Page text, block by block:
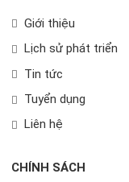
Giới thiệu
Lịch sử phát triển
Tin tức
Tuyển dụng
Liên hệ
CHÍNH SÁCH